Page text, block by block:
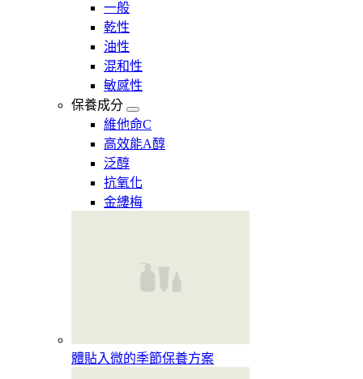
一般
乾性
油性
混和性
敏感性
保養成分
維他命C
高效能A醇
泛醇
抗氧化
金縷梅
體貼入微的季節保養方案